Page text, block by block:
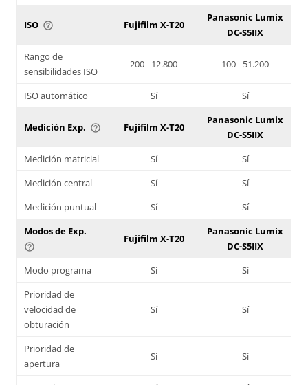
ISO help_outline Fujifilm X-T20
Panasonic Lumix
DC-S5IIX
Rango de
sensibilidades ISO
200 - 12.800 100 - 51.200
ISO automático Sí Sí
Medición Exp. help_outline Fujifilm X-T20
Panasonic Lumix
DC-S5IIX
Medición matricial
Sí
Sí
Medición central
Sí
Sí
Medición puntual
Sí
Sí
Modos de Exp.
help_outline
Fujifilm X-T20
Panasonic Lumix
DC-S5IIX
Modo programa
Sí
Sí
Prioridad de
velocidad de
obturación
Sí Sí
Prioridad de
apertura
Sí Sí